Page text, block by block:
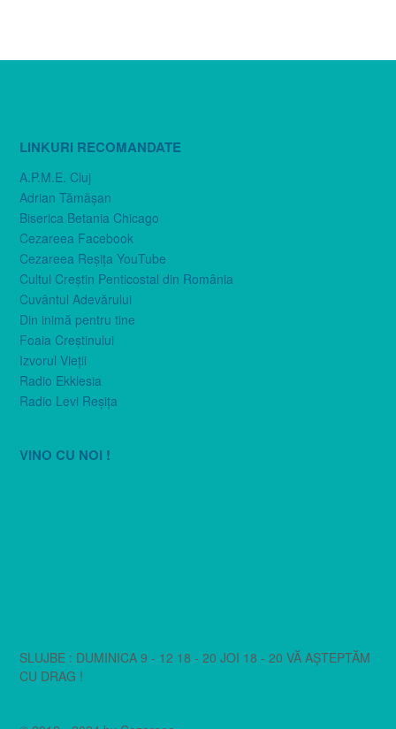
LINKURI RECOMANDATE
A.P.M.E. Cluj
Adrian Tămăşan
Biserica Betania Chicago
Cezareea Facebook
Cezareea Reşiţa YouTube
Cultul Creştin Penticostal din România
Cuvântul Adevărului
Din inimă pentru tine
Foaia Creştinului
Izvorul Vieţii
Radio Ekklesia
Radio Levi Reşiţa
VINO CU NOI !
SLUJBE : DUMINICA 9 - 12 18 - 20 JOI 18 - 20 VĂ AȘTEPTĂM
CU DRAG !